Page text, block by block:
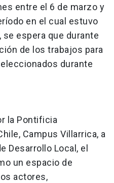
entre el 6 de marzo y
en el cual estuvo
se espera que durante
de los trabajos para
durante
la Pontificia
Campus Villarrica, a
Desarrollo Local, el
un espacio de
actores,